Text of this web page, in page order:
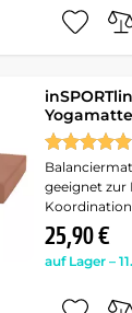
geeignet zur
25,90 €
auf Lager –